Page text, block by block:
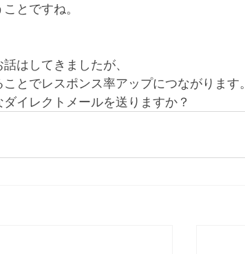
とですね。
はしてきましたが、
とでレスポンス率アップにつながります。
イレクトメールを送りますか？